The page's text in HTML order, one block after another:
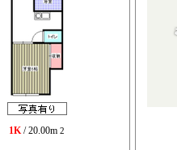
1K/ 20.00m 2